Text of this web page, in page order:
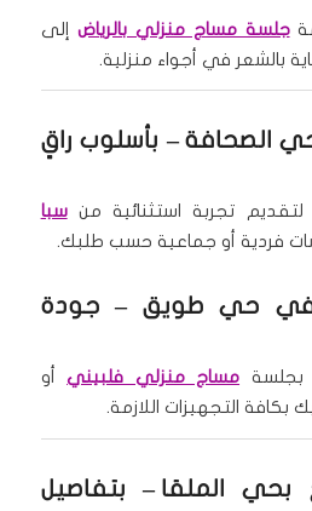
جلسة مساج منزلي بالرياضإلى
بالشعر في أجواء منزلية.
الصحافة– بأسلوب راقٍ
تجربة استثنائية منسبا
فردية أو جماعية حسب طلبك.
في حي طويق – جودة
مساج منزلي فلبينيأو
بكافة التجهيزات اللازمة.
الملقا – بتفاصيل